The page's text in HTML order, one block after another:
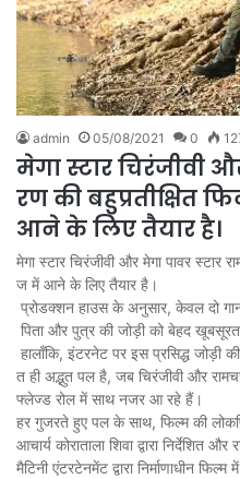
admin 05/08/2021 0
मेगा स्टार चिरंजीवी
रण की बहुप्रतीक्षित
आने के लिए तैयार है।
मेगा स्टार चिरंजीवी और मेगा पावर स्टार
ज में आने के लिए तैयार है।
प्रोडक्शन हाउस के अनुसार, केवल दो
पिता और पुत्र की जोड़ी को बेहद
हालाँकि, इंटरनेट पर इस प्रसिद्ध जोड़ी
त ही अद्भुत पल है, जब चिरंजीवी और
फ्लेज्ड रोल में साथ नजर आ रहे हैं।
हर गुजरते हुए पल के साथ, फिल्म की
आचार्य कोराताला शिवा द्वारा निर्देशित
मैटिनी एंटरटेनमेंट द्वारा निर्माणाधीन